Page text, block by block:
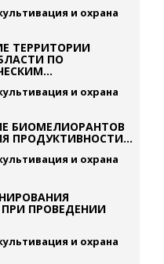
и охрана
ТЕРРИТОРИИ
ПО
и охрана
БИОМЕЛИОРАНТОВ
ПРОДУКТИВНОСТИ...
и охрана
ПРОВЕДЕНИИ
и охрана